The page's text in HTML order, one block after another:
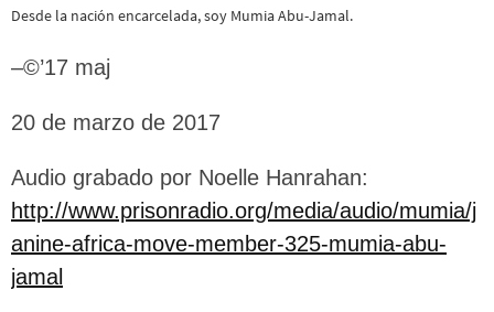
Desde la nación encarcelada, soy Mumia Abu-Jamal.
–©’17 maj
20 de marzo de 2017
Audio grabado por Noelle Hanrahan:
http://www.prisonradio.org/media/audio/mumia/j
anine-africa-move-member-325-mumia-abu-
jamal